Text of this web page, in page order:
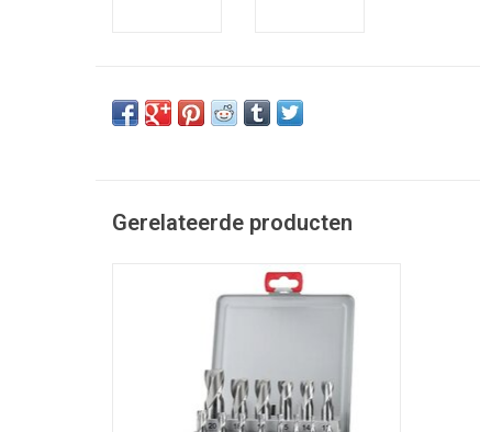
Gerelateerde producten
HSS-Co spiebaanfrezen 3-20 mm (2-lippig)
TOEVOEGEN AAN WINKELWAGEN